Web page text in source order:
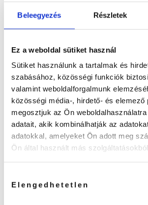
Beleegyezés Részletek
Ez a weboldal sütiket használ
Sütiket használunk a tartalmak és
szabásához, közösségi funkciók
valamint weboldalforgalmunk
közösségi média-, hirdető- és elemező
megosztjuk az Ön
adatait, akik kombinálhatják az
adatokkal, amelyeket Ön adott meg
Ön által használt más
kiválasztása
Elengedhetetlen
Color Keeper Tartós
„Cherry Rose”
Értékelés:
990Ft
Készleten
Color Keeper Tartós Ajakfesték "Cherry
KOSÁRBA TESZEM